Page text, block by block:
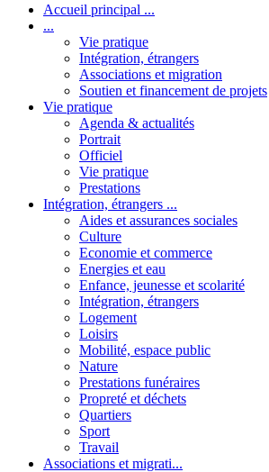
Accueil principal ...
...
Vie pratique
Intégration, étrangers
Associations et migration
Soutien et financement de projets
Vie pratique
Agenda & actualités
Portrait
Officiel
Vie pratique
Prestations
Intégration, étrangers ...
Aides et assurances sociales
Culture
Economie et commerce
Energies et eau
Enfance, jeunesse et scolarité
Intégration, étrangers
Logement
Loisirs
Mobilité, espace public
Nature
Prestations funéraires
Propreté et déchets
Quartiers
Sport
Travail
Associations et migrati...